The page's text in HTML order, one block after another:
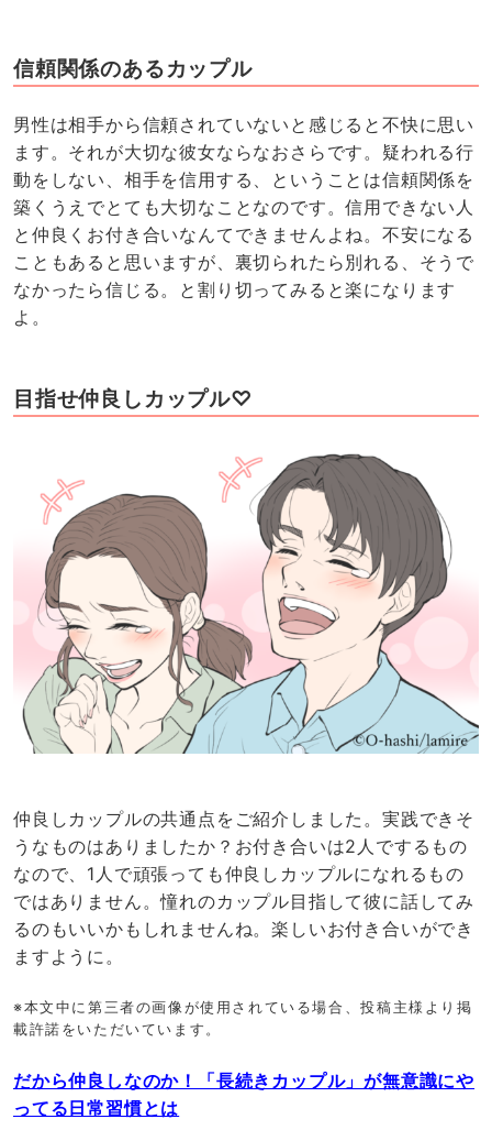
信頼関係のあるカップル
男性は相手から信頼されていないと感じると不快に思い
ます。それが大切な彼女ならなおさらです。疑われる行
動をしない、相手を信用する、ということは信頼関係を
築くうえでとても大切なことなのです。信用できない人
と仲良くお付き合いなんてできませんよね。不安になる
こともあると思いますが、裏切られたら別れる、そうで
なかったら信じる。と割り切ってみると楽になります
よ。
目指せ仲良しカップル♡
仲良しカップルの共通点をご紹介しました。実践できそ
うなものはありましたか？お付き合いは2人でするもの
なので、1人で頑張っても仲良しカップルになれるもの
ではありません。憧れのカップル目指して彼に話してみ
るのもいいかもしれませんね。楽しいお付き合いができ
ますように。
※本文中に第三者の画像が使用されている場合、投稿主様より掲
載許諾をいただいています。
だから仲良しなのか！「長続きカップル」が無意識にや
ってる日常習慣とは